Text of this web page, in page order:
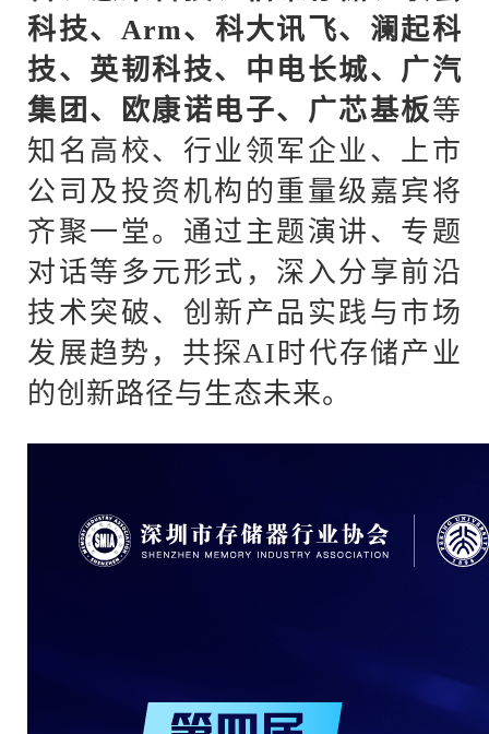
科技、Arm、科大讯飞、澜起科
技、英韧科技、中电长城、广汽
集团、欧康诺电子、广芯基板等
知名高校、行业领军企业、上市
公司及投资机构的重量级嘉宾将
齐聚一堂。通过主题演讲、专题
对话等多元形式，深入分享前沿
技术突破、创新产品实践与市场
发展趋势，共探AI时代存储产业
的创新路径与生态未来。